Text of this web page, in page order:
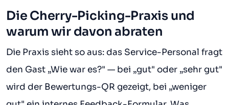
Die Cherry-Picking-Praxis und
warum wir davon abraten
Die Praxis sieht so aus: das Service-Personal fragt
den Gast „Wie war es?" — bei „gut" oder „sehr gut"
wird der Bewertungs-QR gezeigt, bei „weniger